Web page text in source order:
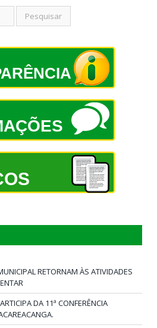
RETORNAM ÀS ATIVIDADES
DA 11ª CONFERÊNCIA